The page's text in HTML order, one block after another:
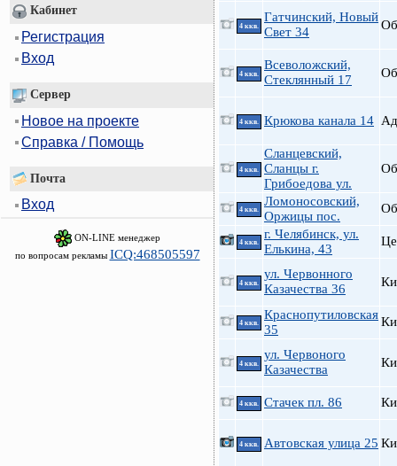
Кабинет
Регистрация
Вход
Сервер
Новое на проекте
Справка / Помощь
Почта
Вход
ON-LINE менеджер
по вопросам рекламы ICQ:468505597
4 ккв.
Гатчинский, Новый
Свет 34
4 ккв.
Всеволожский,
Стеклянный 17
4 ккв. Крюкова канала 14
4 ккв.
Сланцевский,
Сланцы г.
Грибоедова ул.
4 ккв.
Ломоносовский,
Оржицы пос.
4 ккв.
г. Челябинск, ул.
Елькина, 43
4 ккв.
ул. Червонного
Казачества 36
4 ккв.
Краснопутиловская
35
4 ккв.
ул. Червоного
Казачества
4 ккв. Стачек пл. 86
4 ккв. Автовская улица 25